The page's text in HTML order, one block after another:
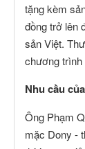
tặng kèm
đồng trở lên
sản Việt.
chương trình
Nhu cầu
Ông Phạm
mặc Dony -